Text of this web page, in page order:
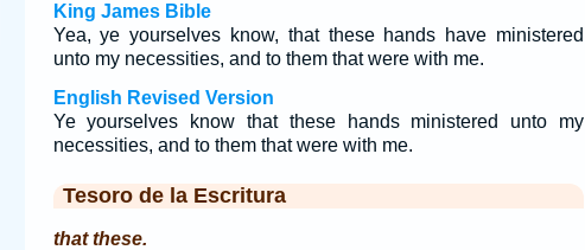
King James Bible
Yea, ye yourselves know, that these hands have ministered
unto my necessities, and to them that were with me.
English Revised Version
Ye yourselves know that these hands ministered unto my
necessities, and to them that were with me.
Tesoro de la Escritura
that these.